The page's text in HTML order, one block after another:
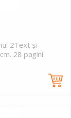
2Text și
28 pagini.